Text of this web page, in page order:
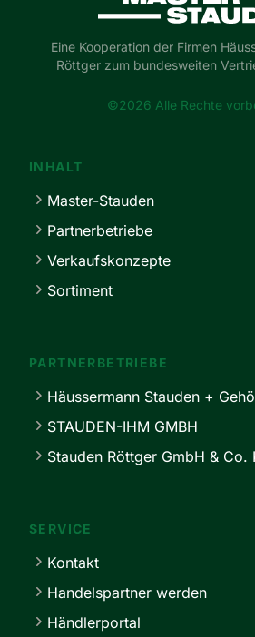
Eine Kooperation der Firmen
Röttger zum bundesweiten
©2026 Alle Rechte
INHALT
Master-Stauden
Partnerbetriebe
Verkaufskonzepte
Sortiment
PARTNERBETRIEBE
Häussermann Stauden +
STAUDEN-IHM GMBH
Stauden Röttger GmbH & Co.
SERVICE
Kontakt
Handelspartner werden
Händlerportal